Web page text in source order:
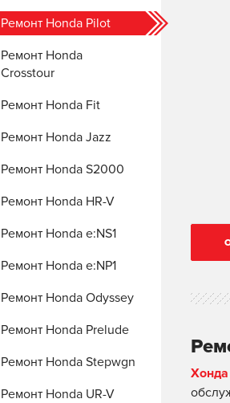
Ремонт Honda Pilot
Ремонт Honda
Crosstour
Ремонт Honda Fit
Ремонт Honda Jazz
Ремонт Honda S2000
Ремонт Honda HR-V
Ремонт Honda e:NS1
Ремонт Honda e:NP1
Ремонт Honda Odyssey
Ремонт Honda Prelude
Ремонт Honda Stepwgn
Ремонт Honda UR-V
Хонда